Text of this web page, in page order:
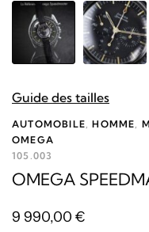
Guide des tailles
AUTOMOBILE,HOMME,
OMEGA
105.003
OMEGA
9 990,00 €